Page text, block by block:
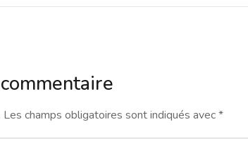
Les champs obligatoires sont indiqués avec*